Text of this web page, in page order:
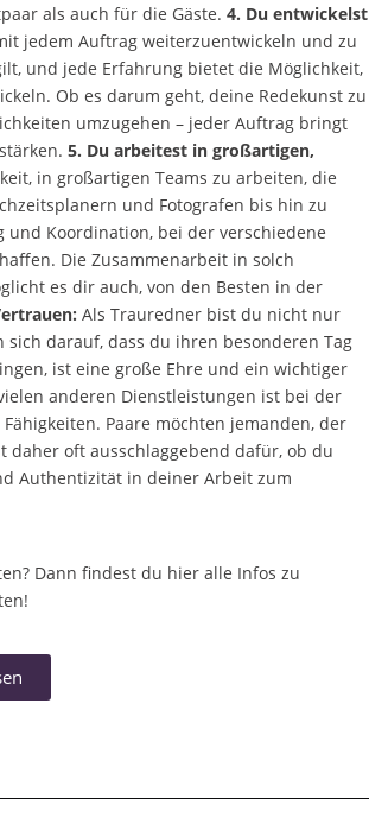
als auch für die Gäste. 4. Du entwickelst
jedem Auftrag weiterzuentwickeln und zu
und jede Erfahrung bietet die Möglichkeit,
Ob es darum geht, deine Redekunst zu
umzugehen – jeder Auftrag bringt
5. Du arbeitest in großartigen,
in großartigen Teams zu arbeiten, die
und Fotografen bis hin zu
Koordination, bei der verschiedene
Die Zusammenarbeit in solch
es dir auch, von den Besten in der
Als Trauredner bist du nicht nur
darauf, dass du ihren besonderen Tag
ist eine große Ehre und ein wichtiger
anderen Dienstleistungen ist bei der
Paare möchten jemanden, der
oft ausschlaggebend dafür, ob du
Authentizität in deiner Arbeit zum
Dann findest du hier alle Infos zu